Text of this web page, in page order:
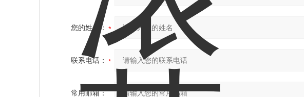
您的姓名：
联系电话：
常用邮箱：